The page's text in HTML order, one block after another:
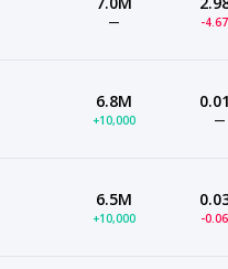
— -
6.8M
+10,000 —
6.5M
+10,000 -